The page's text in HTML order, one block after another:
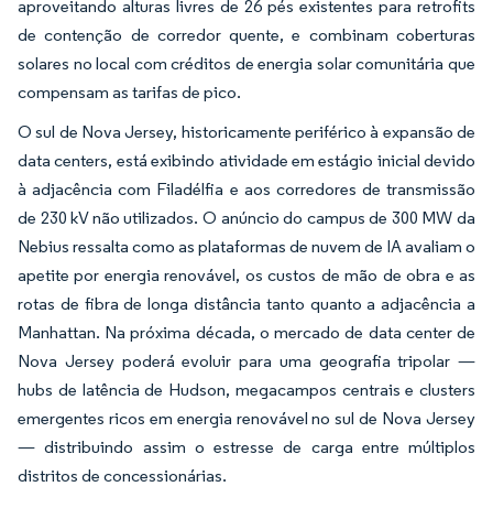
aproveitando alturas livres de 26 pés existentes para retrofits
de contenção de corredor quente, e combinam coberturas
solares no local com créditos de energia solar comunitária que
compensam as tarifas de pico.
O sul de Nova Jersey, historicamente periférico à expansão de
data centers, está exibindo atividade em estágio inicial devido
à adjacência com Filadélfia e aos corredores de transmissão
de 230 kV não utilizados. O anúncio do campus de 300 MW da
Nebius ressalta como as plataformas de nuvem de IA avaliam o
apetite por energia renovável, os custos de mão de obra e as
rotas de fibra de longa distância tanto quanto a adjacência a
Manhattan. Na próxima década, o mercado de data center de
Nova Jersey poderá evoluir para uma geografia tripolar —
hubs de latência de Hudson, megacampos centrais e clusters
emergentes ricos em energia renovável no sul de Nova Jersey
— distribuindo assim o estresse de carga entre múltiplos
distritos de concessionárias.